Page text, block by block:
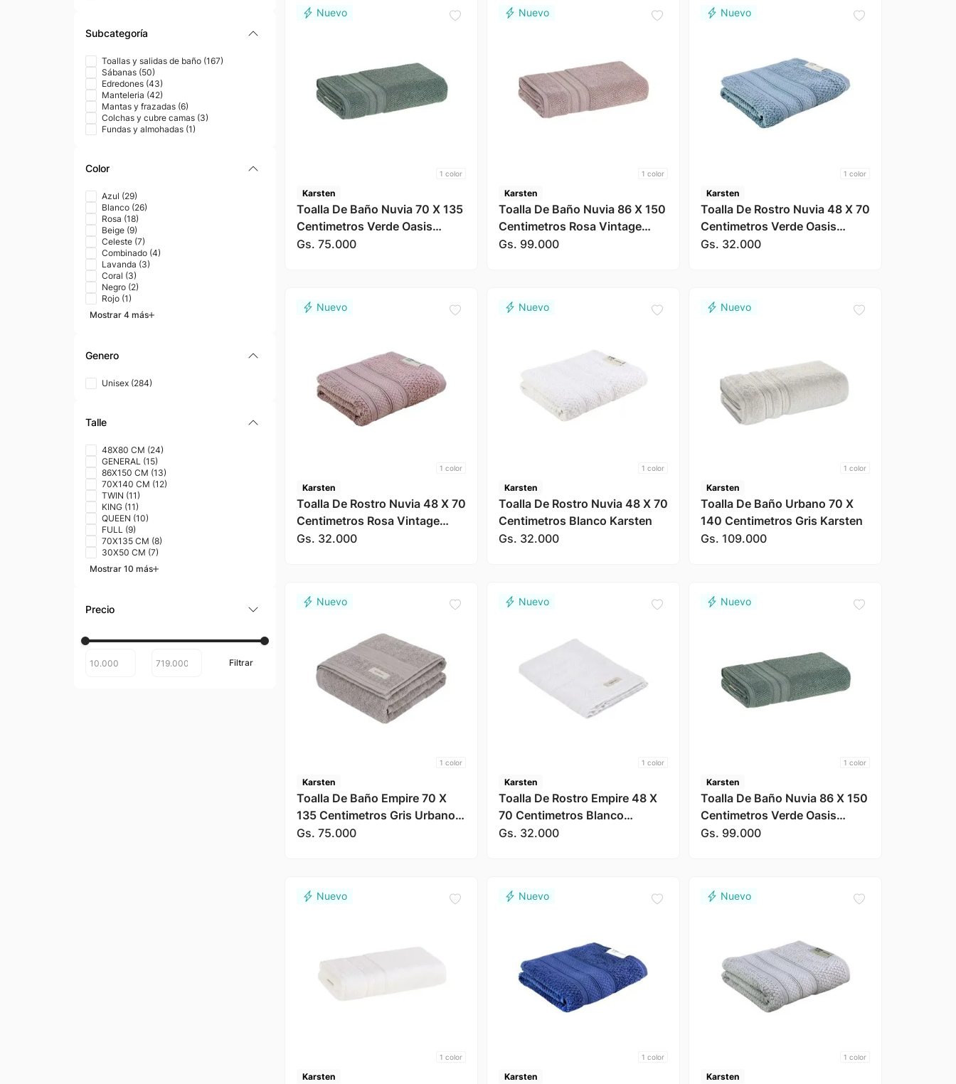
Subcategoría
Toallas y salidas de baño (167)
Sábanas (50)
Edredones (43)
Manteleria (42)
Mantas y frazadas (6)
Colchas y cubre camas (3)
Fundas y almohadas (1 )
Color
Azul (29)
Blanco (26)
Rosa (18)
Beige (9)
Celeste (7)
Combinado (4)
Lavanda (3)
Coral (3)
Negro (2)
Rojo (1 )
Mostrar 4 más
Genero
Unisex (284)
Talle
48X80 CM (24)
GENERAL (15)
86X150 CM (13)
70X140 CM (12)
TWIN (11 )
KING (11 )
QUEEN (10)
FULL (9)
70X135 CM (8)
30X50 CM (7)
Mostrar 10 más
1 color
Karsten
Toalla De Baño Nuvia 70 X 135
Centimetros Verde Oasis
Karsten
Gs. 75.000
1 color
Karsten
Toalla De Baño Nuvia 86 X 150
Centimetros Rosa Vintage
Karsten
Gs. 99.000
1 color
Karsten
Toalla De Rostro Nuvia 48 X 70
Centimetros Verde Oasis
Karsten
Gs. 32.000
1 color
Karsten
Toalla De Rostro Nuvia 48 X 70
Centimetros Rosa Vintage
Karsten
Gs. 32.000
1 color
Karsten
Toalla De Rostro Nuvia 48 X 70
Centimetros Blanco Karsten
Gs. 32.000
1 color
Karsten
Toalla De Baño Urbano 70 X
140 Centimetros Gris Karsten
Gs. 109.000
1 color
Karsten
Toalla De Baño Empire 70 X
135 Centimetros Gris Urbano
Karsten
Gs. 75.000
1 color
Karsten
Toalla De Rostro Empire 48 X
70 Centimetros Blanco
Karsten
Gs. 32.000
1 color
Karsten
Toalla De Baño Nuvia 86 X 150
Centimetros Verde Oasis
Karsten
Gs. 99.000
1 color
Karsten
1 color
Karsten
1 color
Karsten